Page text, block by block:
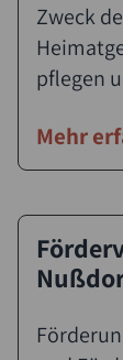
Zweck
pflegen
Mehr